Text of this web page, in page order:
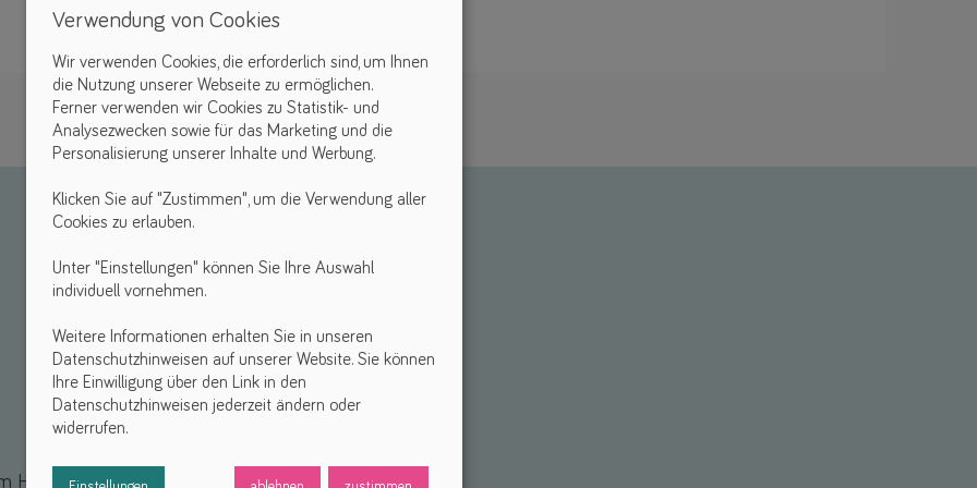
Hilfsmittel *
Verwendung von Cookies
Wir verwenden Cookies, die erforderlich sind, um Ihnen
die Nutzung unserer Webseite zu ermöglichen.
Ferner verwenden wir Cookies zu Statistik- und
Analysezwecken sowie für das Marketing und die
Personalisierung unserer Inhalte und Werbung.
Klicken Sie auf "Zustimmen", um die Verwendung aller
Cookies zu erlauben.
Unter "Einstellungen" können Sie Ihre Auswahl
individuell vornehmen.
Weitere Informationen erhalten Sie in unseren
Datenschutzhinweisen auf unserer Website. Sie können
Ihre Einwilligung über den Link in den
Datenschutzhinweisen jederzeit ändern oder
widerrufen.